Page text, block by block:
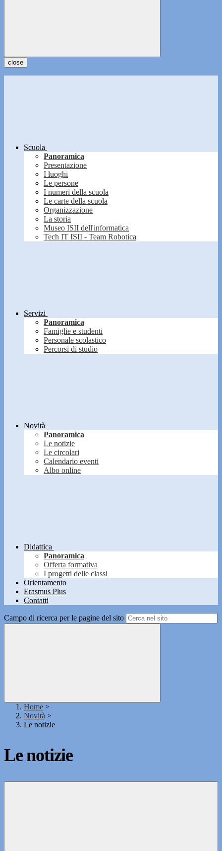
close
Scuola
Panoramica
Presentazione
I luoghi
Le persone
I numeri della scuola
Le carte della scuola
Organizzazione
La storia
Museo ISII dell'informatica
Tech IT ISII - Team Robotica
Servizi
Panoramica
Famiglie e studenti
Personale scolastico
Percorsi di studio
Novità
Panoramica
Le notizie
Le circolari
Calendario eventi
Albo online
Didattica
Panoramica
Offerta formativa
I progetti delle classi
Orientamento
Erasmus Plus
Contatti
Campo di ricerca per le pagine del sito
Home >
Novità >
Le notizie
Le notizie